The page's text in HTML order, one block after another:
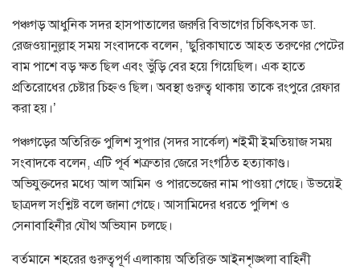
পঞ্চগড় আধুনিক সদর হাসপাতালের জরুরি বিভাগের চিকিৎসক ডা.
রেজওয়ানুল্লাহ সময় সংবাদকে বলেন, ‘ছুরিকাঘাতে আহত তরুণের পেটের
বাম পাশে বড় ক্ষত ছিল এবং ভুঁড়ি বের হয়ে গিয়েছিল। এক হাতে
প্রতিরোধের চেষ্টার চিহ্নও ছিল। অবস্থা গুরুত্ব থাকায় তাকে রংপুরে রেফার
করা হয়।’
পঞ্চগড়ের অতিরিক্ত পুলিশ সুপার (সদর সার্কেল) শইমী ইমতিয়াজ সময়
সংবাদকে বলেন, এটি পূর্ব শত্রুতার জেরে সংগঠিত হত্যাকাণ্ড।
অভিযুক্তদের মধ্যে আল আমিন ও পারভেজের নাম পাওয়া গেছে। উভয়েই
ছাত্রদল সংশ্লিষ্ট বলে জানা গেছে। আসামিদের ধরতে পুলিশ ও
সেনাবাহিনীর যৌথ অভিযান চলছে।
বর্তমানে শহরের গুরুত্বপূর্ণ এলাকায় অতিরিক্ত আইনশৃঙ্খলা বাহিনী